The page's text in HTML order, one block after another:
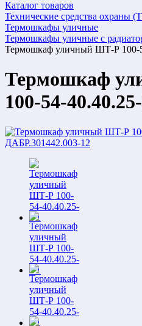
Каталог товаров
Технические средства охраны
Термошкафы уличные
Термошкафы уличные с
Термошкаф уличный ШТ-Р 100-
Термошкаф
100-54-